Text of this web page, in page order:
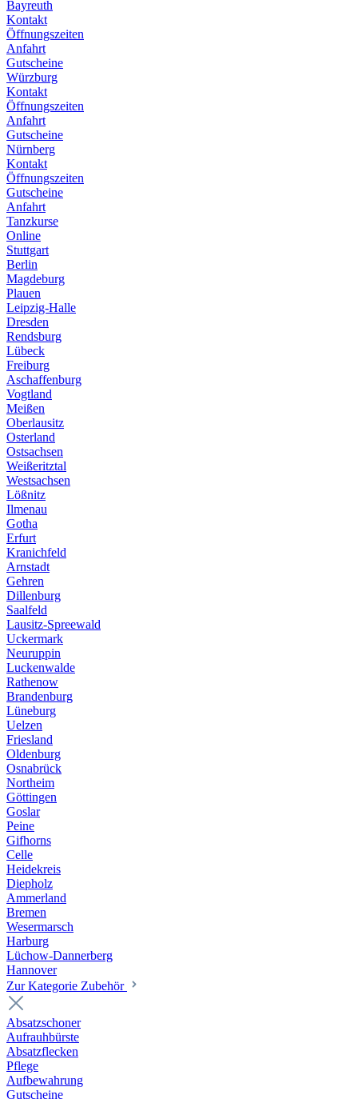
Bayreuth
Kontakt
Öffnungszeiten
Anfahrt
Gutscheine
Würzburg
Kontakt
Öffnungszeiten
Anfahrt
Gutscheine
Nürnberg
Kontakt
Öffnungszeiten
Gutscheine
Anfahrt
Tanzkurse
Online
Stuttgart
Berlin
Magdeburg
Plauen
Leipzig-Halle
Dresden
Rendsburg
Lübeck
Freiburg
Aschaffenburg
Vogtland
Meißen
Oberlausitz
Osterland
Ostsachsen
Weißeritztal
Westsachsen
Lößnitz
Ilmenau
Gotha
Erfurt
Kranichfeld
Arnstadt
Gehren
Dillenburg
Saalfeld
Lausitz-Spreewald
Uckermark
Neuruppin
Luckenwalde
Rathenow
Brandenburg
Lüneburg
Uelzen
Friesland
Oldenburg
Osnabrück
Northeim
Göttingen
Goslar
Peine
Gifhorns
Celle
Heidekreis
Diepholz
Ammerland
Bremen
Wesermarsch
Harburg
Lüchow-Dannerberg
Hannover
Zur Kategorie Zubehör
Absatzschoner
Aufrauhbürste
Absatzflecken
Pflege
Aufbewahrung
Gutscheine